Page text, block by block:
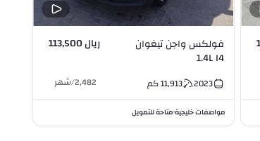
فولكس واجن تيغوان
1.4L I4
ريال 113,500
2023
11,913كم 2,482
/شهر
مواصفات خليجية•متاحة للتمويل